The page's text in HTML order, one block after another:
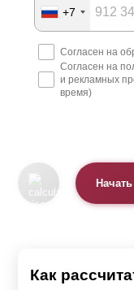
+7
Согласен на
Согласен на
и рекламных
время)
Как